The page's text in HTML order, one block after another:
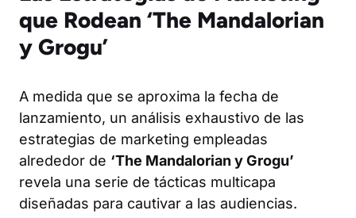
que Rodean ‘The Mandalorian
y Grogu’
A medida que se aproxima la fecha de
lanzamiento, un análisis exhaustivo de las
estrategias de marketing empleadas
alrededor de ‘The Mandalorian y Grogu’
revela una serie de tácticas multicapa
diseñadas para cautivar a las audiencias.